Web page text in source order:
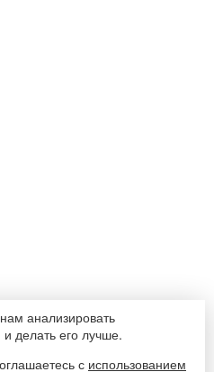
анализировать
делать его лучше.
с использованием